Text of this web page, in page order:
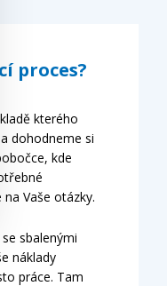
proces?
kterého
dohodneme si
kde
na Vaše otázky.
sbalenými
náklady
práce. Tam